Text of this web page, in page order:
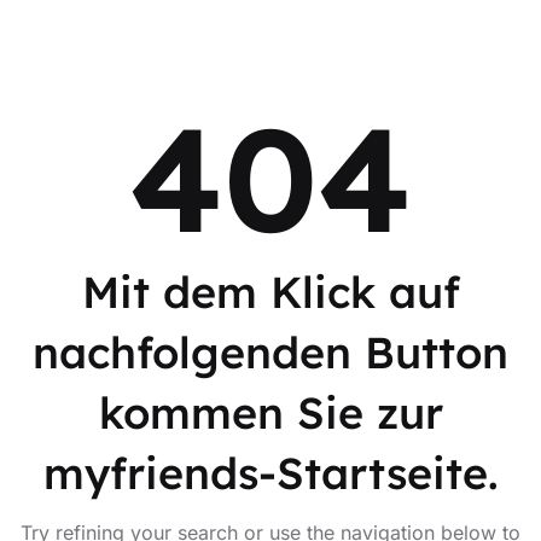
404
Mit dem Klick auf
nachfolgenden Button
kommen Sie zur
myfriends-Startseite.
Try refining your search or use the navigation below to